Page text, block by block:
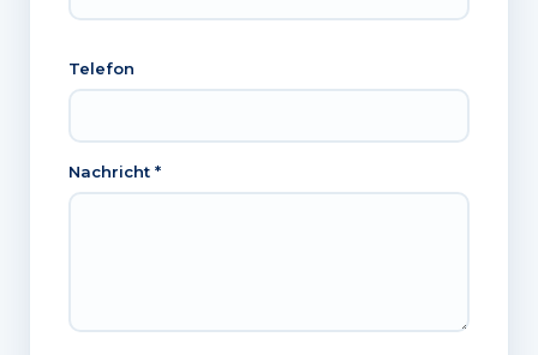
Telefon
Nachricht *